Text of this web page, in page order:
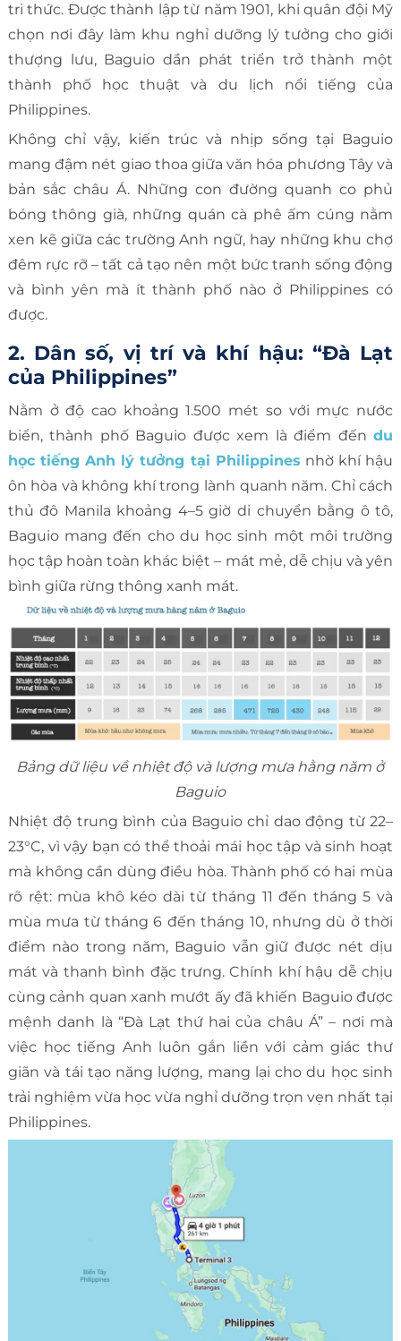
tri thức. Được thành lập từ năm 1901, khi quân đội Mỹ
chọn nơi đây làm khu nghỉ dưỡng lý tưởng cho giới
thượng lưu, Baguio dần phát triển trở thành một
thành phố học thuật và du lịch nổi tiếng của
Philippines.
Không chỉ vậy, kiến trúc và nhịp sống tại Baguio
mang đậm nét giao thoa giữa văn hóa phương Tây và
bản sắc châu Á. Những con đường quanh co phủ
bóng thông già, những quán cà phê ấm cúng nằm
xen kẽ giữa các trường Anh ngữ, hay những khu chợ
đêm rực rỡ – tất cả tạo nên một bức tranh sống động
và bình yên mà ít thành phố nào ở Philippines có
được.
2. Dân số, vị trí và khí hậu: “Đà Lạt
của Philippines”
Nằm ở độ cao khoảng 1.500 mét so với mực nước
biển, thành phố Baguio được xem là điểm đếndu
học tiếng Anh lý tưởng tại Philippines nhờ khí hậu
ôn hòa và không khí trong lành quanh năm. Chỉ cách
thủ đô Manila khoảng 4–5 giờ di chuyển bằng ô tô,
Baguio mang đến cho du học sinh một môi trường
học tập hoàn toàn khác biệt – mát mẻ, dễ chịu và yên
bình giữa rừng thông xanh mát.
Bảng dữ liệu về nhiệt độ và lượng mưa hằng năm ở
Baguio
Nhiệt độ trung bình của Baguio chỉ dao động từ 22–
23°C, vì vậy bạn có thể thoải mái học tập và sinh hoạt
mà không cần dùng điều hòa. Thành phố có hai mùa
rõ rệt: mùa khô kéo dài từ tháng 11 đến tháng 5 và
mùa mưa từ tháng 6 đến tháng 10, nhưng dù ở thời
điểm nào trong năm, Baguio vẫn giữ được nét dịu
mát và thanh bình đặc trưng. Chính khí hậu dễ chịu
cùng cảnh quan xanh mướt ấy đã khiến Baguio được
mệnh danh là “Đà Lạt thứ hai của châu Á” – nơi mà
việc học tiếng Anh luôn gắn liền với cảm giác thư
giãn và tái tạo năng lượng, mang lại cho du học sinh
trải nghiệm vừa học vừa nghỉ dưỡng trọn vẹn nhất tại
Philippines.